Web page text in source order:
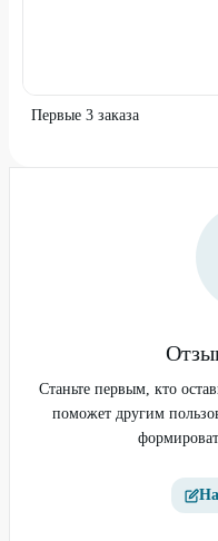
Первые 3 заказа
Станьте первым, кто
поможет другим